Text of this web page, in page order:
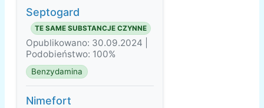
Septogard
TE SAME SUBSTANCJE CZYNNE
Opublikowano: 30.09.2024 |
Podobieństwo: 100%
Benzydamina
Nimefort